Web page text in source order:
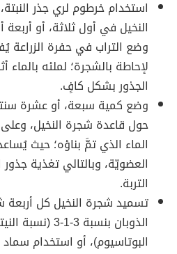
استخدام خرطوم لري جذر
النخيل في أول ثلاثة، أو
وضع التراب في حفرة الزراعة
لإحاطة بالشجرة؛ لملئه بالماء
الجذور بشكل كافٍ.
وضع كمية سبعة، أو عشرة
حول قاعدة شجرة النخيل،
الماء الذي تمَّ بناؤه؛ حيث
العضويّة، وبالتالي تغذية
التربة.
تسميد شجرة النخيل كل
الذوبان بنسبة
البوتاسيوم)، أو استخدام سماد